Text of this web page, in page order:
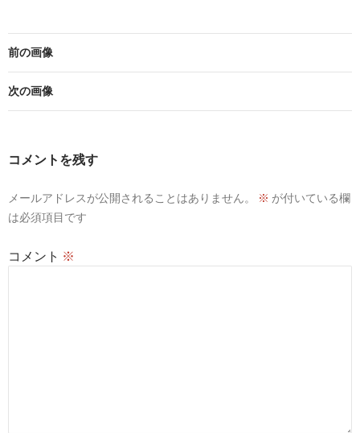
前の画像
次の画像
コメントを残す
メールアドレスが公開されることはありません。 ※ が付いている欄
は必須項目です
コメント ※